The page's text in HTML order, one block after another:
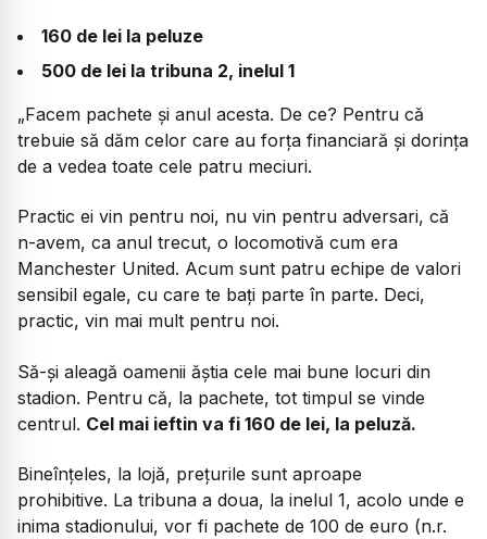
160 de lei la peluze
500 de lei la tribuna 2, inelul 1
„Facem pachete și anul acesta. De ce? Pentru că
trebuie să dăm celor care au forța financiară și dorința
de a vedea toate cele patru meciuri.
Practic ei vin pentru noi, nu vin pentru adversari, că
n-avem, ca anul trecut, o locomotivă cum era
Manchester United. Acum sunt patru echipe de valori
sensibil egale, cu care te bați parte în parte. Deci,
practic, vin mai mult pentru noi.
Să-și aleagă oamenii ăștia cele mai bune locuri din
stadion. Pentru că, la pachete, tot timpul se vinde
centrul. Cel mai ieftin va fi 160 de lei, la peluză.
Bineînțeles, la lojă, prețurile sunt aproape
prohibitive. La tribuna a doua, la inelul 1, acolo unde e
inima stadionului, vor fi pachete de 100 de euro (n.r.